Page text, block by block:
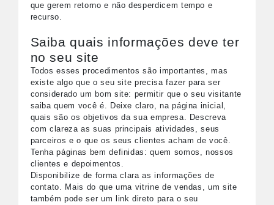
que gerem retorno e não desperdicem tempo e
recurso.
Saiba quais informações deve ter
no seu site
Todos esses procedimentos são importantes, mas
existe algo que o seu site precisa fazer para ser
considerado um bom site: permitir que o seu visitante
saiba quem você é. Deixe claro, na página inicial,
quais são os objetivos da sua empresa. Descreva
com clareza as suas principais atividades, seus
parceiros e o que os seus clientes acham de você.
Tenha páginas bem definidas: quem somos, nossos
clientes e depoimentos.
Disponibilize de forma clara as informações de
contato. Mais do que uma vitrine de vendas, um site
também pode ser um link direto para o seu